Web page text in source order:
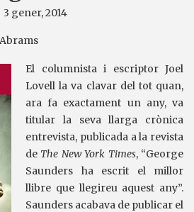
3 gener, 2014
El columnista i escriptor Joel
Lovell la va clavar del tot quan,
ara fa exactament un any, va
titular la seva llarga crònica
entrevista, publicada a la revista
de The New York Times, “George
Saunders ha escrit el millor
llibre que llegireu aquest any”.
Saunders acabava de publicar el